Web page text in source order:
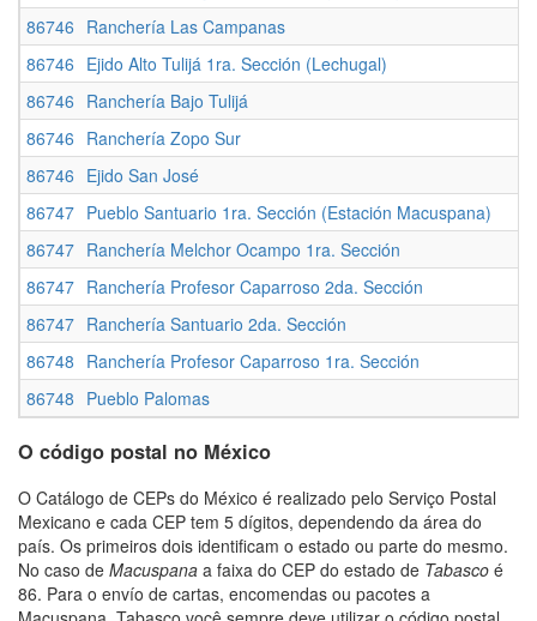
86746 Ranchería Las Campanas
86746 Ejido Alto Tulijá 1ra. Sección (Lechugal)
86746 Ranchería Bajo Tulijá
86746 Ranchería Zopo Sur
86746 Ejido San José
86747 Pueblo Santuario 1ra. Sección (Estación Macuspana)
86747 Ranchería Melchor Ocampo 1ra. Sección
86747 Ranchería Profesor Caparroso 2da. Sección
86747 Ranchería Santuario 2da. Sección
86748 Ranchería Profesor Caparroso 1ra. Sección
86748 Pueblo Palomas
O código postal no México
O Catálogo de CEPs do México é realizado pelo Serviço Postal
Mexicano e cada CEP tem 5 dígitos, dependendo da área do
país. Os primeiros dois identificam o estado ou parte do mesmo.
No caso de Macuspana a faixa do CEP do estado de Tabasco é
86. Para o envío de cartas, encomendas ou pacotes a